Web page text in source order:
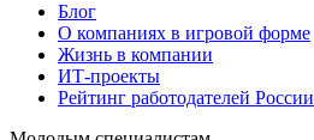
Блог
О компаниях в игровой форме
Жизнь в компании
ИТ-проекты
Рейтинг работодателей России